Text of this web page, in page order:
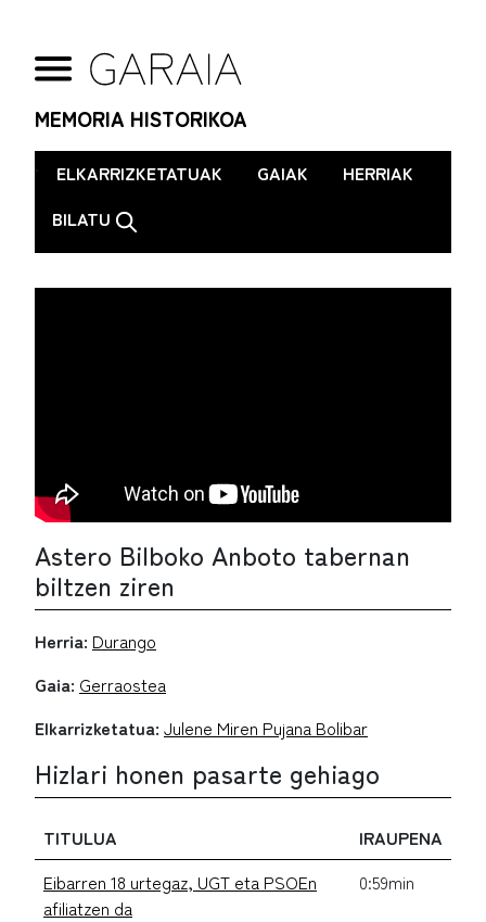
MEMORIA HISTORIKOA
. ELKARRIZKETATUAK GAIAK
HERRIAK
BILATU
Astero Bilboko Anboto tabernan
biltzen ziren
Herria: Durango
Gaia: Gerraostea
Elkarrizketatua: Julene Miren Pujana Bolibar
Hizlari honen pasarte gehiago
TITULUA
IRAUPENA
Eibarren 18 urtegaz, UGT eta PSOEn
afiliatzen da
0:59min